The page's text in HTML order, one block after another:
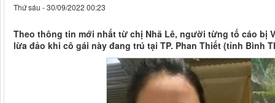
Thứ sáu - 30/09/2022 00:23
Theo thông tin mới nhất từ chị Nhã Lê, người từng tố cáo bị
lừa đảo khi cô gái này đang trú tại TP. Phan Thiết (tỉnh Bình